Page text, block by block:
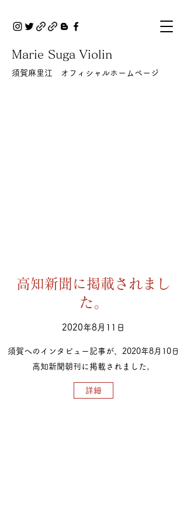
Marie Suga Violin
​​須賀麻里江 オフィシャルホームページ
​​高知新聞に掲載されまし
た。
2020年8月11日
須賀へのインタビュー記事が、2020年8月10日
高知新聞朝刊に掲載されました。
詳細